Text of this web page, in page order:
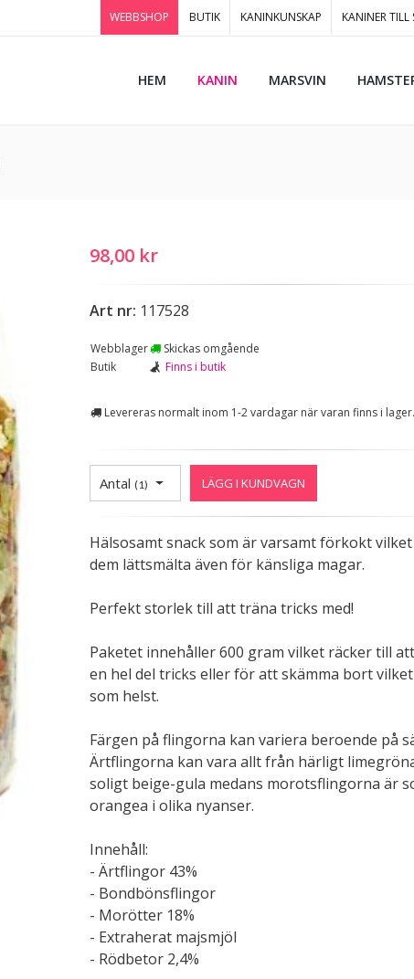
WEBBSHOP BUTIK KANINKUNSKAP KANINER TILL
HEM KANIN MARSVIN
98,00 kr
Art nr: 117528
Webblager
Skickas omgående
Butik
Finns i butik
Levereras normalt inom 1-2 vardagar när varan finns i lager.
Antal (1) LÄGG I KUNDVAGN
Hälsosamt snack som är varsamt förkokt
dem lättsmälta även för känsliga magar.
Perfekt storlek till att träna tricks med!
Paketet innehåller 600 gram vilket räcker till
en hel del tricks eller för att skämma bort
som helst.
Färgen på flingorna kan variera beroende på
Ärtflingorna kan vara allt från härligt
soligt beige-gula medans morotsflingorna är
orangea i olika nyanser.
Innehåll:
- Ärtflingor 43%
- Bondbönsflingor
- Morötter 18%
- Extraherat majsmjöl
- Rödbetor 2,4%